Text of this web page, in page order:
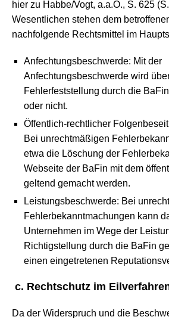
hier zu Habbe/Vogt, a.a.O., S. 625
Wesentlichen stehen dem
nachfolgende Rechtsmittel im
Anfechtungsbeschwerde: Mit der
Anfechtungsbeschwerde wird
Fehlerfeststellung durch die
oder nicht.
Öffentlich-rechtlicher
Bei unrechtmäßigen
etwa die Löschung der
Webseite der BaFin mit dem
geltend gemacht werden.
Leistungsbeschwerde: Bei
Fehlerbekanntmachungen kann
Unternehmen im Wege der
Richtigstellung durch die BaFin
einen eingetretenen
c. Rechtschutz im
Da der Widerspruch und die